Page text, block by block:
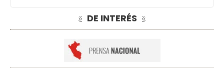
DE INTERÉS